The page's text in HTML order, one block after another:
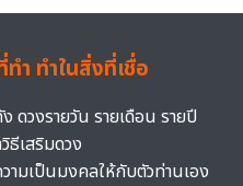
ำ ทำในสิ่งที่เชื่อ
ดวงรายวัน รายเดือน รายปี
ธีเสริมดวง
ามเป็นมงคลให้กับตัวท่านเอง